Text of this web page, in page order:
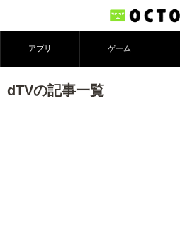
アプリ ゲーム
dTVの記事一覧